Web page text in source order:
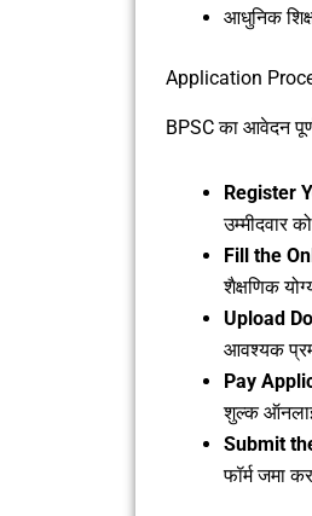
आधुनिक
Application
BPSC का आवेदन
Register
उम्मीदवार
Fill the
शैक्षणिक
Upload
आवश्यक
Pay
शुल्क
Submit
फॉर्म जमा